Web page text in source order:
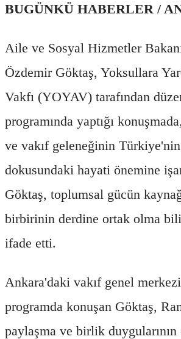
BUGÜNKÜ HABERLER /
Aile ve Sosyal Hizmetler
Özdemir Göktaş, Yoksullara
Vakfı (YOYAV) tarafından
programında yaptığı
ve vakıf geleneğinin
dokusundaki hayati önemine
Göktaş, toplumsal gücün
birbirinin derdine ortak olma
ifade etti.
Ankara'daki vakıf genel
programda konuşan Göktaş,
paylaşma ve birlik duygularının